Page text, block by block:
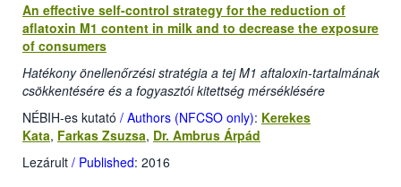
An effective self-control strategy for the reduction of
aflatoxin M1 content in milk and to decrease the exposure
of consumers
Hatékony önellenőrzési stratégia a tej M1 aftaloxin-tartalmának
csökkentésére és a fogyasztói kitettség mérséklésére
NÉBIH-es kutató / Authors (NFCSO only): Kerekes
Kata, Farkas Zsuzsa, Dr. Ambrus Árpád
Lezárult / Published: 2016